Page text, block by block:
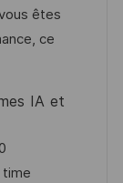
c
e
p
êtes
ce
IA et
time